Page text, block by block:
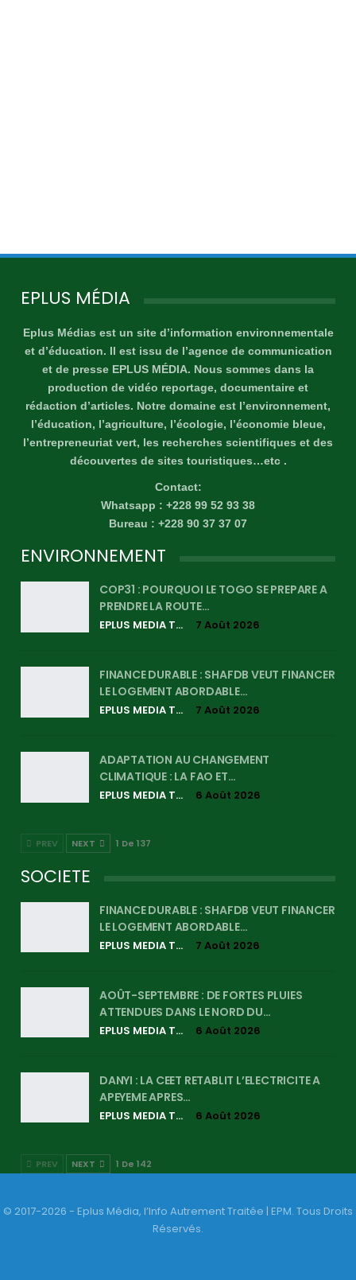
EPLUS MÉDIA
Eplus Médias est un site d’information environnementale
et d’éducation. Il est issu de l’agence de communication
et de presse EPLUS MÉDIA. Nous sommes dans la
production de vidéo reportage, documentaire et
rédaction d’articles. Notre domaine est l’environnement,
l’éducation, l’agriculture, l’écologie, l’économie bleue,
l’entrepreneuriat vert, les recherches scientifiques et des
découvertes de sites touristiques…etc .
Contact:
Whatsapp : +228 99 52 93 38
Bureau : +228 90 37 37 07
ENVIRONNEMENT
COP31 : POURQUOI LE TOGO SE PREPARE A
PRENDRE LA ROUTE…
EPLUS MEDIA TV 7 Août 2026
FINANCE DURABLE : SHAFDB VEUT FINANCER
LE LOGEMENT ABORDABLE…
EPLUS MEDIA TV 7 Août 2026
ADAPTATION AU CHANGEMENT
CLIMATIQUE : LA FAO ET…
EPLUS MEDIA TV 6 Août 2026
PREV NEXT 1 De 137
SOCIETE
FINANCE DURABLE : SHAFDB VEUT FINANCER
LE LOGEMENT ABORDABLE…
EPLUS MEDIA TV 7 Août 2026
AOÛT-SEPTEMBRE : DE FORTES PLUIES
ATTENDUES DANS LE NORD DU…
EPLUS MEDIA TV 6 Août 2026
DANYI : LA CEET RETABLIT L’ELECTRICITE A
APEYEME APRES…
EPLUS MEDIA TV 6 Août 2026
PREV NEXT 1 De 142
© 2017-2026 - Eplus Média, l’Info Autrement Traitée | EPM. Tous Droits
Réservés.